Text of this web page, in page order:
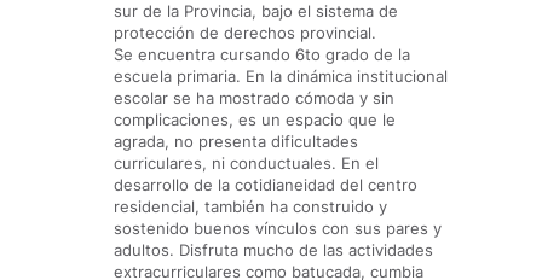
sur de la Provincia, bajo el sistema de
protección de derechos provincial.
Se encuentra cursando 6to grado de la
escuela primaria. En la dinámica institucional
escolar se ha mostrado cómoda y sin
complicaciones, es un espacio que le
agrada, no presenta dificultades
curriculares, ni conductuales. En el
desarrollo de la cotidianeidad del centro
residencial, también ha construido y
sostenido buenos vínculos con sus pares y
adultos. Disfruta mucho de las actividades
extracurriculares como batucada, cumbia